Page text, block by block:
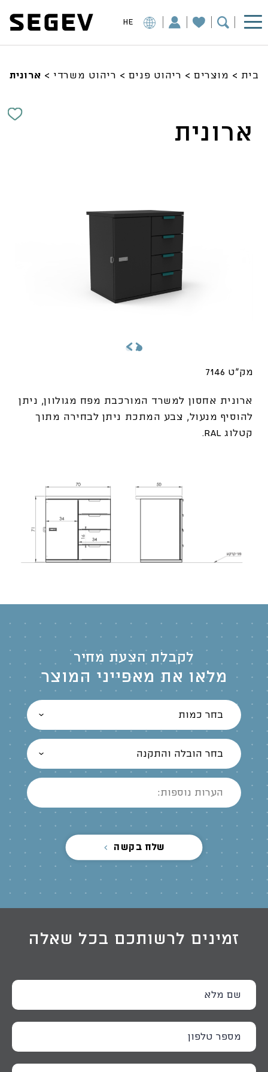
HE
בית > מוצרים > ריהוט פנים > ריהוט משרדי > ארונית
מק"ט 7146
ארונית אחסון למשרד המורכבת מפח מגולוון, ניתן
להוסיף מנעול, צבע המתכת ניתן לבחירה מתוך
קטלוג RAL.
ארונית
לקבלת הצעת מחיר
מלאו את מאפייני המוצר
בחר כמות
בחר הובלה והתקנה
שלח בקשה
זמינים לרשותכם בכל שאלה